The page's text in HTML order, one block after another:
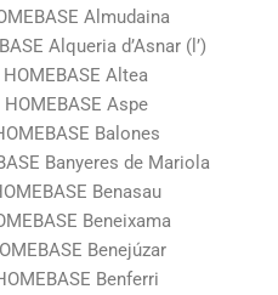
Almudaina
Alqueria d’Asnar (l’)
Altea
Aspe
Balones
Banyeres de Mariola
Benasau
Beneixama
Benejúzar
Benferri